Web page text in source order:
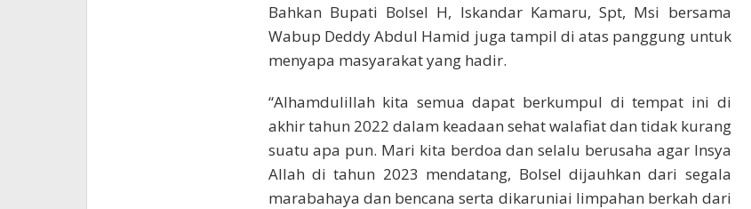
Bahkan Bupati Bolsel H, Iskandar Kamaru, Spt, Msi bersama
Wabup Deddy Abdul Hamid juga tampil di atas panggung untuk
menyapa masyarakat yang hadir.
“Alhamdulillah kita semua dapat berkumpul di tempat ini di
akhir tahun 2022 dalam keadaan sehat walafiat dan tidak kurang
suatu apa pun. Mari kita berdoa dan selalu berusaha agar Insya
Allah di tahun 2023 mendatang, Bolsel dijauhkan dari segala
marabahaya dan bencana serta dikaruniai limpahan berkah dari